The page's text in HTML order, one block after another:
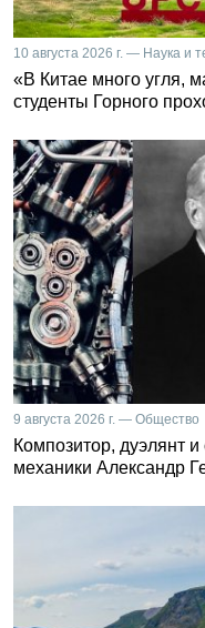
10 августа 2026 г. — Наука и
«В Китае много угля,
студенты Горного
9 августа 2026 г. — Общество
Композитор, дуэлянт
механики Александр